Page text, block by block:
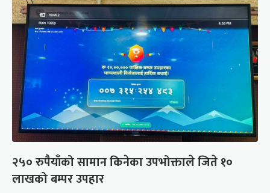
२५० रुपैयाँको सामान किनेका उपभोक्ताले जिते १०
लाखको बम्पर उपहार